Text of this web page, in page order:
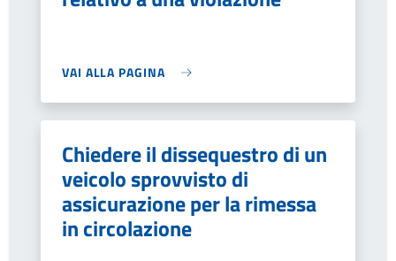
VAI ALLA PAGINA
Chiedere il dissequestro di un
veicolo sprovvisto di
assicurazione per la rimessa
in circolazione